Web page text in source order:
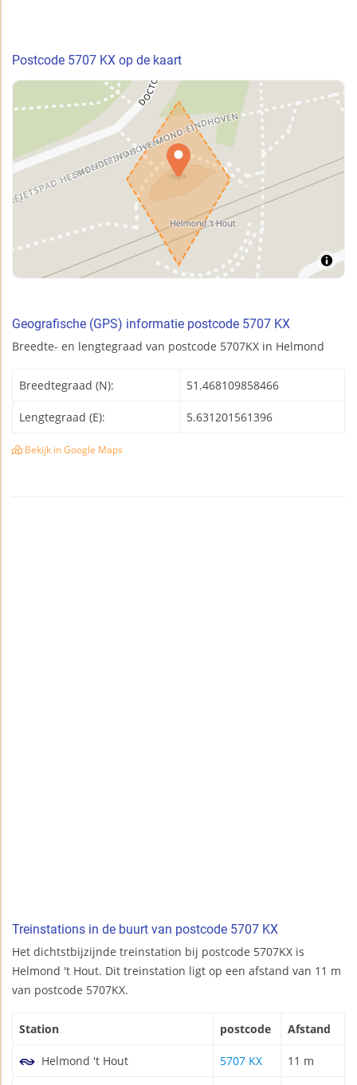
Postcode 5707 KX op de kaart
Geografische (GPS) informatie postcode 5707 KX
Breedte- en lengtegraad van postcode 5707KX in Helmond
Breedtegraad (N): 51.468109858466
Lengtegraad (E): 5.631201561396
Bekijk in Google Maps
Treinstations in de buurt van postcode 5707 KX
Het dichtstbijzijnde treinstation bij postcode 5707KX is
Helmond 't Hout. Dit treinstation ligt op een afstand van 11 m
van postcode 5707KX.
Station postcode Afstand
Helmond 't Hout 5707 KX 11 m